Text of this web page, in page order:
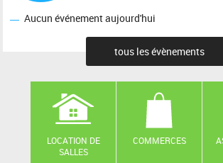
Aucun événement aujourd'hui
tous les évènements
LOCATION DE
SALLES
COMMERCES